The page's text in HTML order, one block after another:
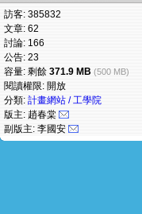
訪客: 385832
文章: 62
討論: 166
公告: 23
容量: 剩餘 371.9 MB (500 MB)
閱讀權限: 開放
分類: 計畫網站 / 工學院
版主: 趙春棠
副版主: 李國安